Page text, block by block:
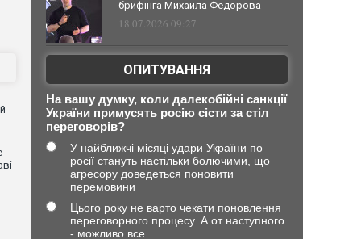
брифінга Михайла Федорова
18.07.2026 09:27
ОПИТУВАННЯ
На вашу думку, коли далекобійні санкції
України примусять росію сісти за стіл
переговорів?
У найближчі місяці удари України по
росії стануть настільки болючими, що
агресору доведеться поновити
перемовини
Цього року не варто чекати поновлення
переговорного процесу. А от наступного
- можливо все